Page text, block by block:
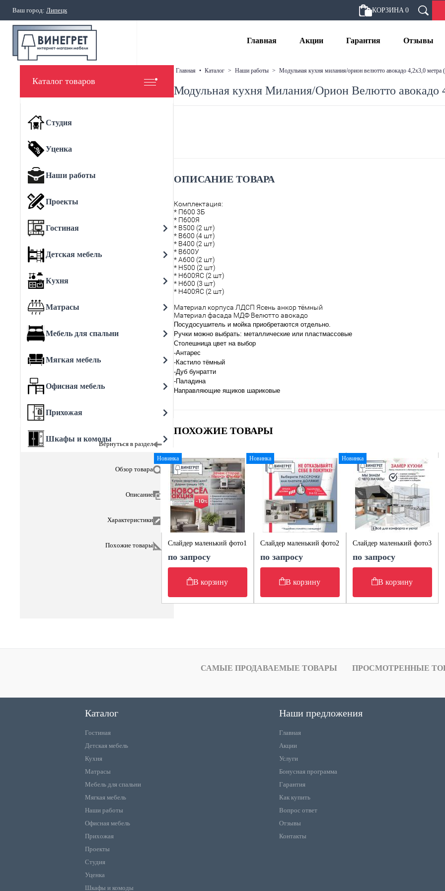
Ваш город: Липецк КОРЗИНА 0
Главная Акции Гарантия Отзывы
Каталог товаров
Студия
Уценка
Наши работы
Проекты
Гостиная
Детская мебель
Кухня
Матрасы
Мебель для спальни
Мягкая мебель
Офисная мебель
Прихожая
Шкафы и комоды
Вернуться в раздел
Обзор товара
Описание
Характеристики
Похожие товары
главная • каталог > наши работы > модульная кухня милания/орион велютто авокадо 4,2х3,0 метра
Модульная кухня Милания/Орион Велютто авокадо
ОПИСАНИЕ ТОВАРА
Комплектация:
* П600 3Б
* П600Я
* В500 (2 шт)
* В600 (4 шт)
* В400 (2 шт)
* В600У
* А600 (2 шт)
* Н500 (2 шт)
* Н600ЯС (2 шт)
* Н600 (3 шт)
* Н400ЯС (2 шт)
Материал корпуса ЛДСП Ясень анкор тёмный
Материал фасада МДФ Велютто авокадо
Посудосушитель и мойка приобретаются отдельно.
Ручки можно выбрать: металлические или пластмассовые
Столешница цвет на выбор
-Антарес
-Кастило тёмный
-Дуб бунратти
-Паладина
Направляющие ящиков шариковые
ПОХОЖИЕ ТОВАРЫ
Новинка
Слайдер маленький фото1
по запросу
В корзину
Новинка
Слайдер маленький фото2
по запросу
В корзину
Новинка
Слайдер маленький фото3
по запросу
В корзину
САМЫЕ ПРОДАВАЕМЫЕ ТОВАРЫ ПРОСМОТРЕННЫЕ
Каталог
Гостиная
Детская мебель
Кухня
Матрасы
Мебель для спальни
Мягкая мебель
Наши работы
Офисная мебель
Прихожая
Проекты
Студия
Уценка
Шкафы и комоды
Наши предложения
Главная
Акции
Услуги
Бонусная программа
Гарантия
Как купить
Вопрос ответ
Отзывы
Контакты